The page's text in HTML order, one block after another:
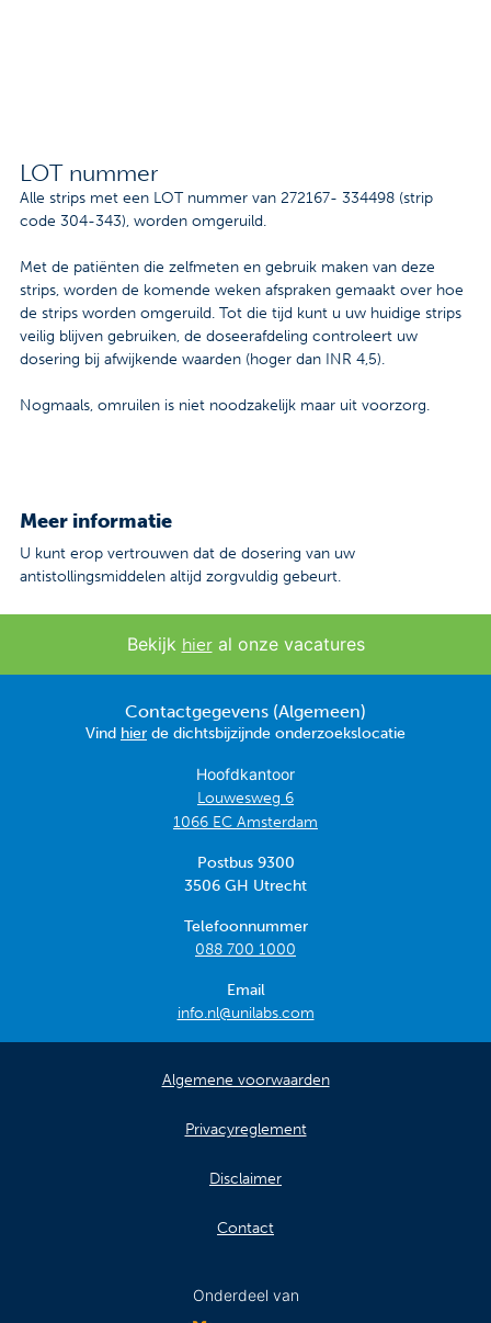
LOT nummer
Alle strips met een LOT nummer van 272167- 334498 (strip
code 304-343), worden omgeruild.
Met de patiënten die zelfmeten en gebruik maken van deze
strips, worden de komende weken afspraken gemaakt over hoe
de strips worden omgeruild. Tot die tijd kunt u uw huidige strips
veilig blijven gebruiken, de doseerafdeling controleert uw
dosering bij afwijkende waarden (hoger dan INR 4,5).
Nogmaals, omruilen is niet noodzakelijk maar uit voorzorg.
Meer informatie
U kunt erop vertrouwen dat de dosering van uw
antistollingsmiddelen altijd zorgvuldig gebeurt.
Bekijk hieral onze vacatures
Contactgegevens (Algemeen)
Vind hier de dichtsbijzijnde onderzoekslocatie
Hoofdkantoor
Louwesweg 6
1066 EC Amsterdam
Postbus 9300
3506 GH Utrecht
Telefoonnummer
088 700 1000
Email
info.nl@unilabs.com
Algemene voorwaarden
Privacyreglement
Disclaimer
Contact
Onderdeel van